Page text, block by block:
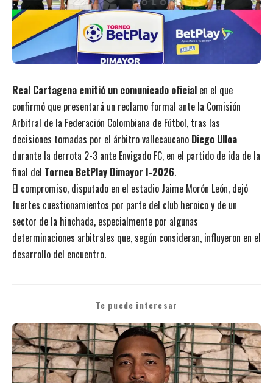
Real Cartagena emitió un comunicado oficial en el que
confirmó que presentará un reclamo formal ante la Comisión
Arbitral de la Federación Colombiana de Fútbol, tras las
decisiones tomadas por el árbitro vallecaucano Diego Ulloa
durante la derrota 2-3 ante Envigado FC, en el partido de ida de la
final del Torneo BetPlay Dimayor I-2026.
El compromiso, disputado en el estadio Jaime Morón León, dejó
fuertes cuestionamientos por parte del club heroico y de un
sector de la hinchada, especialmente por algunas
determinaciones arbitrales que, según consideran, influyeron en el
desarrollo del encuentro.
Te puede interesar